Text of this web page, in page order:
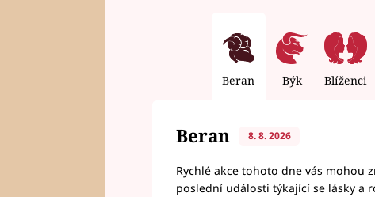
Beran Býk Blíženci
Beran 8. 8. 2026
Rychlé akce tohoto dne vás mohou
poslední události týkající se lásky a